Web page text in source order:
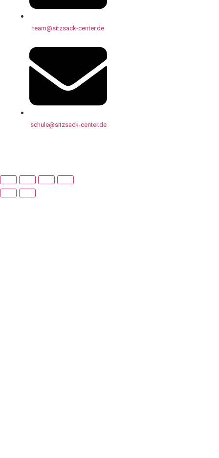
team@sitzsack-center.de
schule@sitzsack-center.de